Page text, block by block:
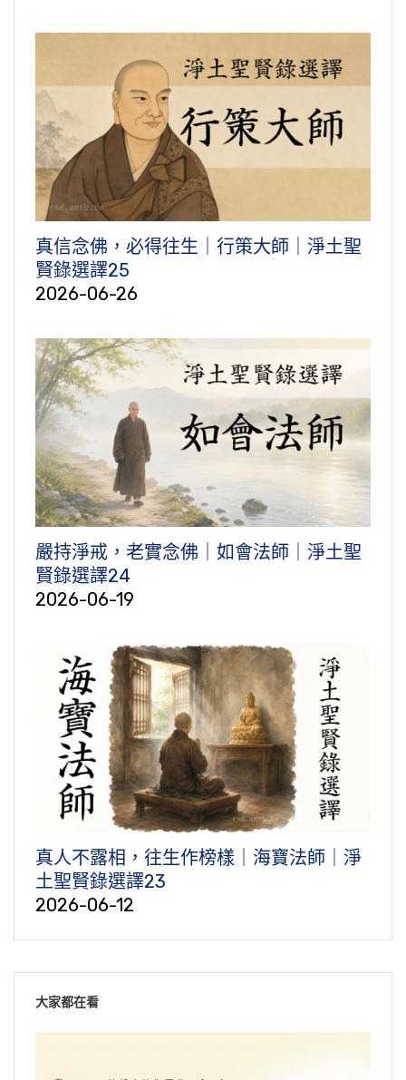
真信念佛，必得往生｜行策大師｜淨土聖
賢錄選譯25
2026-06-26
嚴持淨戒，老實念佛｜如會法師｜淨土聖
賢錄選譯24
2026-06-19
真人不露相，往生作榜樣｜海寶法師｜淨
土聖賢錄選譯23
2026-06-12
大家都在看